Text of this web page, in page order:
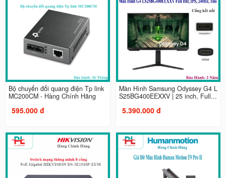
Bộ chuyển đổi quang điện Tp link
MC200CM - Hàng Chính Hãng
595.000 đ
Màn Hình Samsung Odyssey G4 L
S25BG400EEXXV | 25 inch, Full...
5.390.000 đ